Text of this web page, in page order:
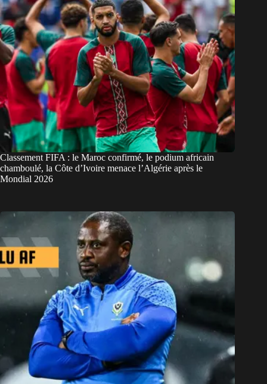
Classement FIFA : le Maroc confirmé, le podium africain
chamboulé, la Côte d’Ivoire menace l’Algérie après le
Mondial 2026